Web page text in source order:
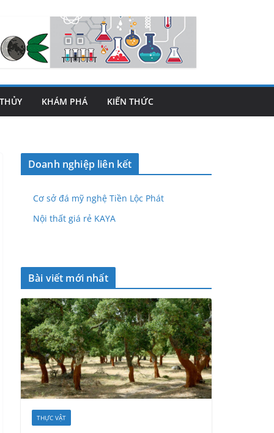
KHÁM PHÁ KIẾN THỨC
Doanh nghiệp liên kết
Cơ sở đá mỹ nghệ Tiền Lộc Phát
Nội thất giá rẻ KAYA
Bài viết mới nhất
THỰC VẬT